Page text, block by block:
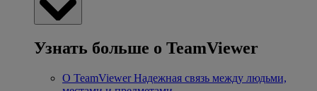
Узнать больше о TeamViewer
О TeamViewer Надежная связь между людьми,